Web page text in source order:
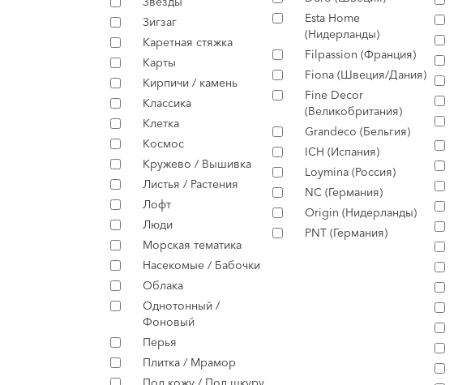
Зигзаг
Каретная стяжка
Карты
Кирпичи / камень
Классика
Клетка
Космос
Кружево / Вышивка
Листья / Растения
Лофт
Люди
Морская тематика
Насекомые / Бабочки
Облака
Однотонный /
Фоновый
Перья
Плитка / Мрамор
Esta Home
(Нидерланды)
Filpassion (Франция)
Fiona (Швеция/Дания)
Fine Decor
(Великобритания)
Grandeco (Бельгия)
ICH (Испания)
Loymina (Россия)
NC (Германия)
Origin (Нидерланды)
PNT (Германия)